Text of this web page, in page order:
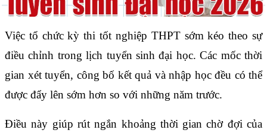
Việc tổ chức kỳ thi tốt nghiệp THPT sớm kéo theo sự
điều chỉnh trong lịch tuyển sinh đại học. Các mốc thời
gian xét tuyển, công bố kết quả và nhập học đều có thể
được đẩy lên sớm hơn so với những năm trước.
Điều này giúp rút ngắn khoảng thời gian chờ đợi của